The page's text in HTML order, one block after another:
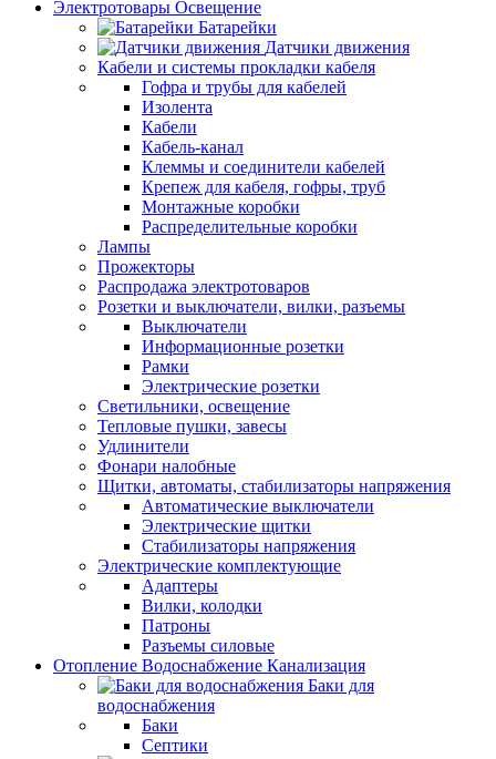
Электротовары Освещение
Батарейки
Датчики движения
Кабели и системы прокладки кабеля
Гофра и трубы для кабелей
Изолента
Кабели
Кабель-канал
Клеммы и соединители кабелей
Крепеж для кабеля, гофры, труб
Монтажные коробки
Распределительные коробки
Лампы
Прожекторы
Распродажа электротоваров
Розетки и выключатели, вилки, разъемы
Выключатели
Информационные розетки
Рамки
Электрические розетки
Светильники, освещение
Тепловые пушки, завесы
Удлинители
Фонари налобные
Щитки, автоматы, стабилизаторы напряжения
Автоматические выключатели
Электрические щитки
Стабилизаторы напряжения
Электрические комплектующие
Адаптеры
Вилки, колодки
Патроны
Разъемы силовые
Отопление Водоснабжение Канализация
Баки для
водоснабжения
Баки
Септики